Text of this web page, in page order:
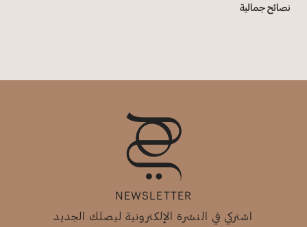
نصائح جمالية
NEWSLETTER
اشتركي في النشرة الإلكترونية ليصلك الجديد